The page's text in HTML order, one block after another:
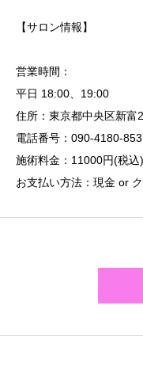
【サロン情報】
営業時間：
平日 18:00、19:00
住所：東京都中央区新富
電話番号：090-4180-
施術料金：11000円(税込)
お支払い方法：現金 or